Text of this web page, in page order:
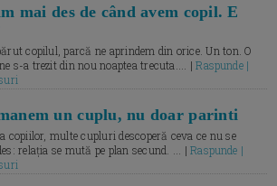
mai des de când avem copil. E
copilul, parcă ne aprindem din orice. Un ton. O
s-a trezit din nou noaptea trecuta.... |Raspunde |
un cuplu, nu doar parinti
copiilor, multe cupluri descoperă ceva ce nu se
relația se mută pe plan secund. ... |Raspunde |